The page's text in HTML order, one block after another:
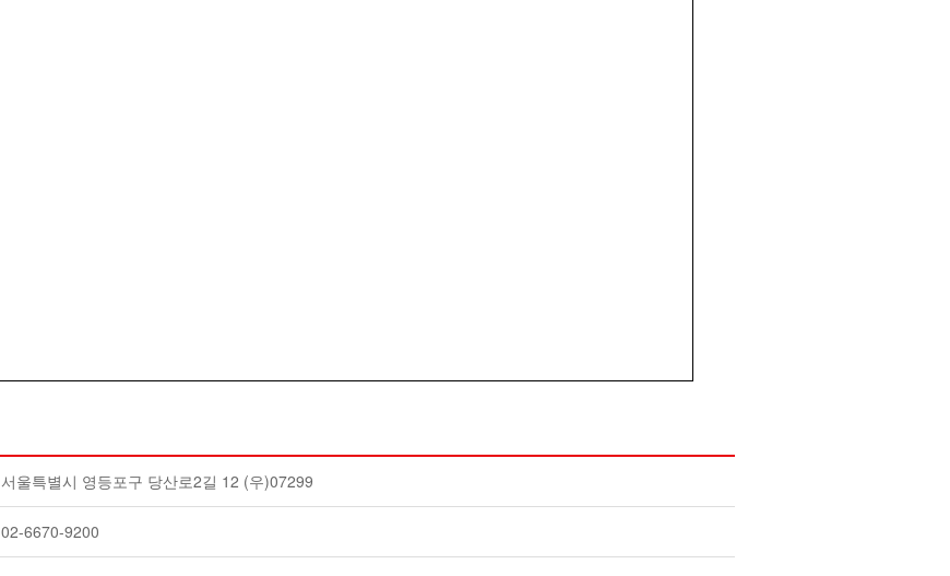
서울특별시 영등포구 당산로2길 12 (우)07299
02-6670-9200